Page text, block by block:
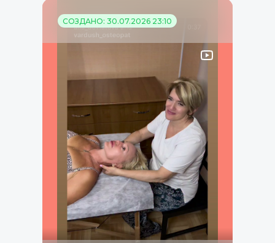
СОЗДАНО: 30.07.2026 23:10